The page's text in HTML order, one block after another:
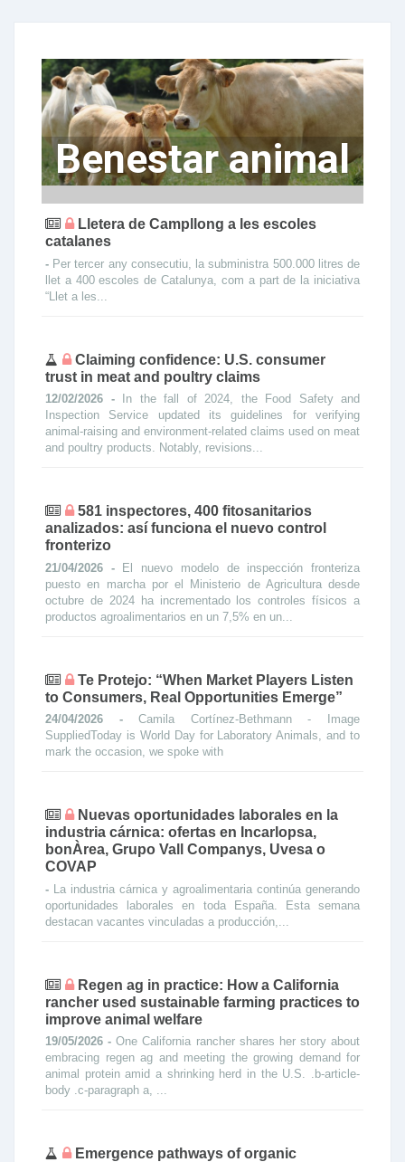
Benestar animal
Lletera de Campllong a les escoles
catalanes
- Per tercer any consecutiu, la subministra 500.000 litres de
llet a 400 escoles de Catalunya, com a part de la iniciativa
“Llet a les...
Claiming confidence: U.S. consumer
trust in meat and poultry claims
12/02/2026 -
In the fall of 2024, the Food Safety and
Inspection Service updated its guidelines for verifying
animal-raising and environment-related claims used on meat
and poultry products. Notably, revisions...
581 inspectores, 400 fitosanitarios
analizados: así funciona el nuevo control
fronterizo
21/04/2026 - El nuevo modelo de inspección fronteriza
puesto en marcha por el Ministerio de Agricultura desde
octubre de 2024 ha incrementado los controles físicos a
productos agroalimentarios en un 7,5% en un...
Te Protejo: “When Market Players Listen
to Consumers, Real Opportunities Emerge”
24/04/2026 -Camila Cortínez-Bethmann - Image
SuppliedToday is World Day for Laboratory Animals, and to
mark the occasion, we spoke with
Nuevas oportunidades laborales en la
industria cárnica: ofertas en Incarlopsa,
bonÀrea, Grupo Vall Companys, Uvesa o
COVAP
- La industria cárnica y agroalimentaria continúa generando
oportunidades laborales en toda España. Esta semana
destacan vacantes vinculadas a producción,...
Regen ag in practice: How a California
rancher used sustainable farming practices to
improve animal welfare
19/05/2026 -One California rancher shares her story about
embracing regen ag and meeting the growing demand for
animal protein amid a shrinking herd in the U.S. .b-article-
body .c-paragraph a, ...
Emergence pathways of organic